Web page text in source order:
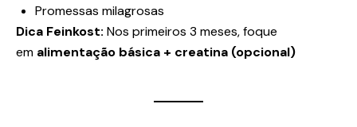
Promessas milagrosas
Dica Feinkost: Nos primeiros 3 meses, foque
em alimentação básica + creatina (opcional)